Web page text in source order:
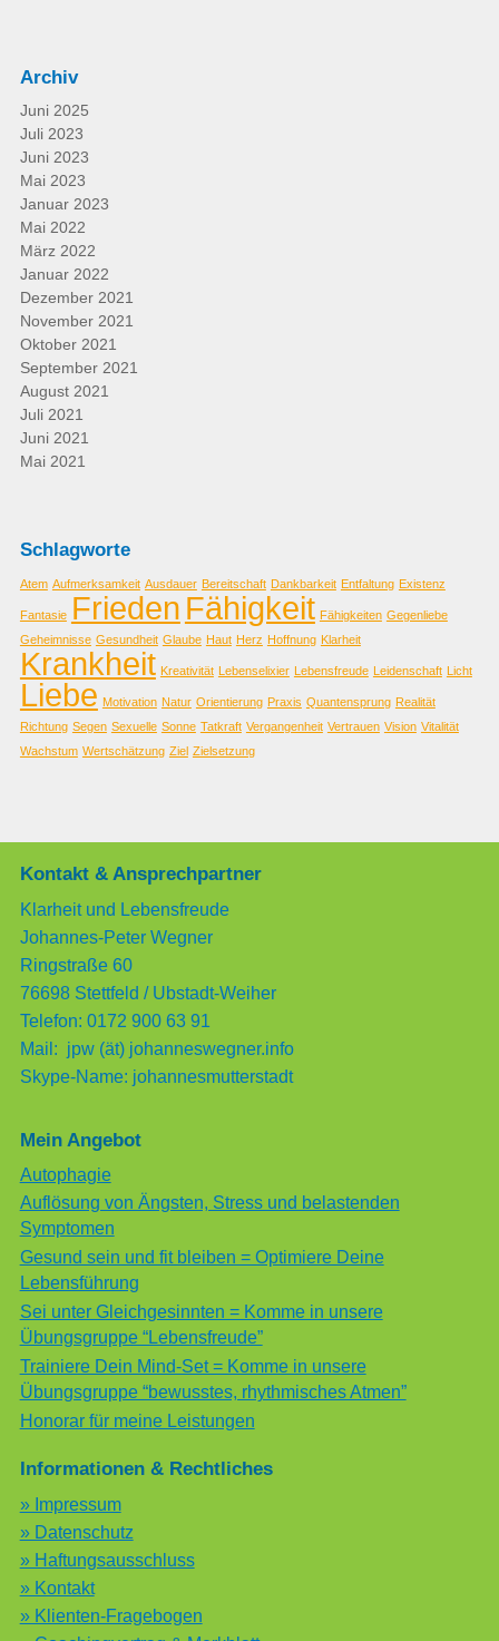
Archiv
Juni 2025
Juli 2023
Juni 2023
Mai 2023
Januar 2023
Mai 2022
März 2022
Januar 2022
Dezember 2021
November 2021
Oktober 2021
September 2021
August 2021
Juli 2021
Juni 2021
Mai 2021
Schlagworte
Atem Aufmerksamkeit Ausdauer Bereitschaft Dankbarkeit Entfaltung Existenz
Fantasie Frieden Fähigkeit Fähigkeiten Gegenliebe
Geheimnisse Gesundheit Glaube Haut Herz Hoffnung Klarheit
Krankheit Kreativität Lebenselixier Lebensfreude Leidenschaft Licht
Liebe Motivation Natur Orientierung Praxis Quantensprung Realität
Richtung Segen Sexuelle Sonne Tatkraft Vergangenheit Vertrauen Vision Vitalität
Wachstum Wertschätzung Ziel Zielsetzung
Kontakt & Ansprechpartner
Klarheit und Lebensfreude
Johannes-Peter Wegner
Ringstraße 60
76698 Stettfeld / Ubstadt-Weiher
Telefon: 0172 900 63 91
Mail: jpw (ät) johanneswegner.info
Skype-Name: johannesmutterstadt
Mein Angebot
Autophagie
Auflösung von Ängsten, Stress und belastenden
Symptomen
Gesund sein und fit bleiben = Optimiere Deine
Lebensführung
Sei unter Gleichgesinnten = Komme in unsere
Übungsgruppe “Lebensfreude”
Trainiere Dein Mind-Set = Komme in unsere
Übungsgruppe “bewusstes, rhythmisches Atmen”
Honorar für meine Leistungen
Informationen & Rechtliches
» Impressum
» Datenschutz
» Haftungsausschluss
» Kontakt
» Klienten-Fragebogen